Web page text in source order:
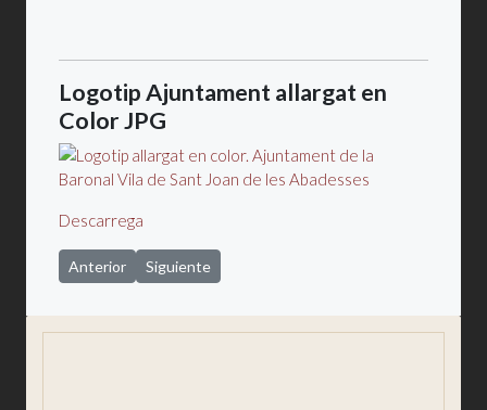
Logotip Ajuntament allargat en
Color JPG
Descarrega
Artículo anterior: Pla de Joventut
Anterior Artículo siguiente: Contacte
Siguiente